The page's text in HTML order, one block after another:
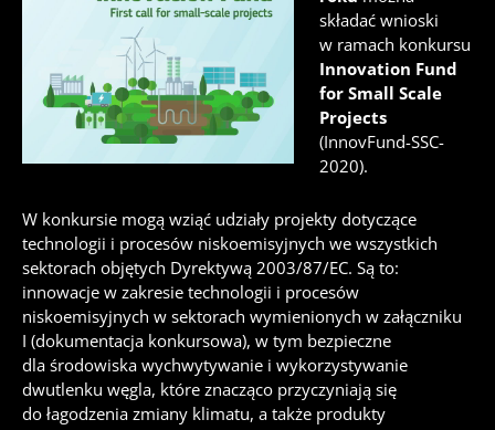
składać wnioski
w ramach konkursu
Innovation Fund
for Small Scale
Projects
(InnovFund-SSC-
2020).
W konkursie mogą wziąć udziały projekty dotyczące
technologii i procesów niskoemisyjnych we wszystkich
sektorach objętych Dyrektywą 2003/87/EC. Są to:
innowacje w zakresie technologii i procesów
niskoemisyjnych w sektorach wymienionych w załączniku
I (dokumentacja konkursowa), w tym bezpieczne
dla środowiska wychwytywanie i wykorzystywanie
dwutlenku węgla, które znacząco przyczyniają się
do łagodzenia zmiany klimatu, a także produkty